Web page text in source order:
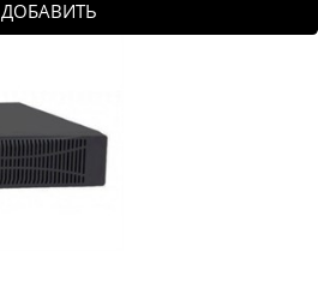
ДОБАВИТЬ